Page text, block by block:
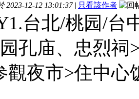
2023-12-12 13:01:37 | 只看該作者
台北/桃园/台
孔庙、忠烈祠
觀夜市>住中心